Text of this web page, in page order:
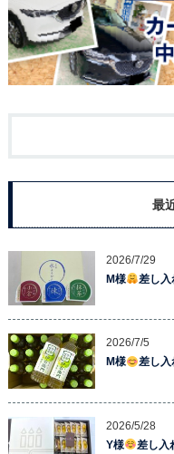
最
2026/7/29
M様
差し
2026/7/5
M様
差し
2026/5/28
Y様
差し入